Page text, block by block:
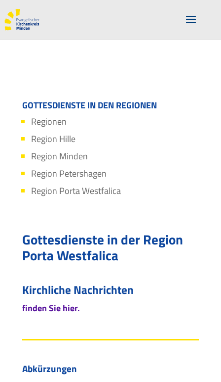
GOTTESDIENSTE IN DEN REGIONEN
Regionen
Region Hille
Region Minden
Region Petershagen
Region Porta Westfalica
Gottesdienste in der Region
Porta Westfalica
Kirchliche Nachrichten
finden Sie hier.
Abkürzungen